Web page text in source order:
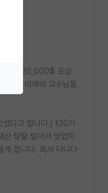
월에 20,000$ 조금
아서 이제야 교수님들
셨다고 합니다.) t30가
탈탈 털어서 빚없이
게 합니다. 회사 다니다